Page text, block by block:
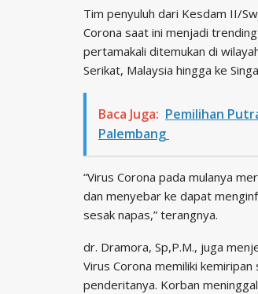
Tim penyuluh dari Kesdam II/
Corona saat ini menjadi
pertamakali ditemukan di
Serikat, Malaysia hingga ke
Baca Juga: Pemilihan
Palembang
“Virus Corona pada mulanya
dan menyebar ke dapat
sesak napas,” terangnya.
dr. Dramora, Sp,P.M., juga
Virus Corona memiliki
penderitanya. Korban